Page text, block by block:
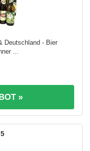
Deutschland - Bier
...
»
5